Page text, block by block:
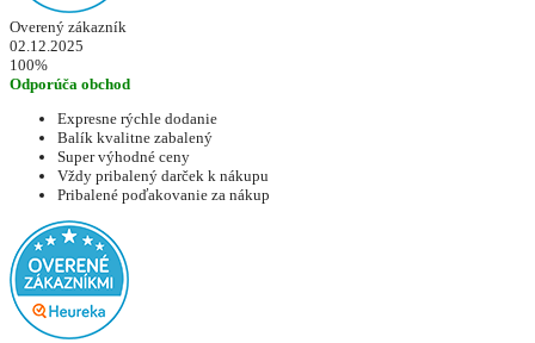
Overený zákazník
02.12.2025
100%
Odporúča obchod
Expresne rýchle dodanie
Balík kvalitne zabalený
Super výhodné ceny
Vždy pribalený darček k nákupu
Pribalené poďakovanie za nákup